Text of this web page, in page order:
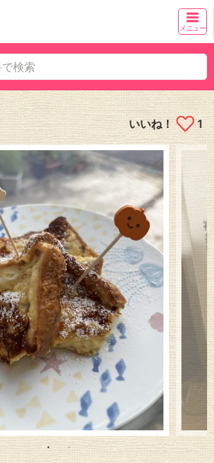
メニュー
いいね！ 1